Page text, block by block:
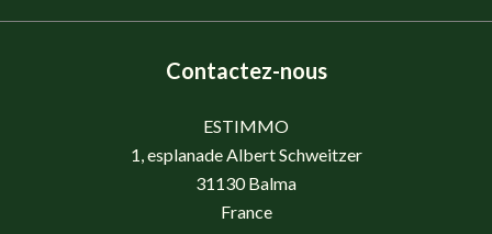
Contactez-nous
ESTIMMO
1, esplanade Albert Schweitzer
31130Balma
France